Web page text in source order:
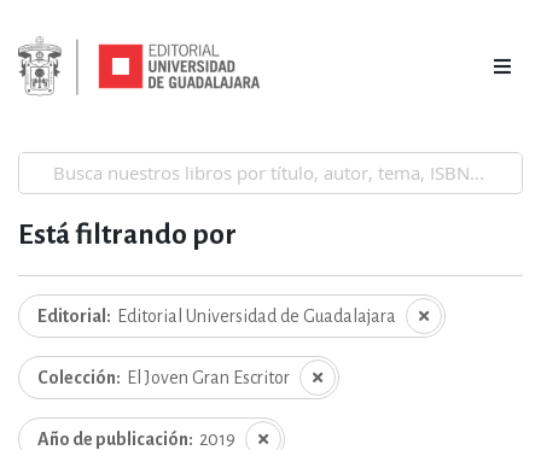
Está filtrando por
Editorial Editorial Universidad de Guadalajara
Colección El Joven Gran Escritor
Año de publicación 2019